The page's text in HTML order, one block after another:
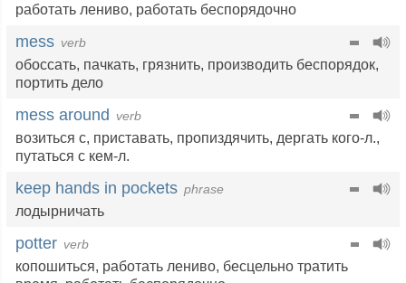
работать лениво, работать беспорядочно
mess verb
обоссать, пачкать, грязнить, производить беспорядок,
портить дело
mess around verb
возиться с, приставать, пропиздячить, дергать кого-л.,
путаться с кем-л.
keep hands in pockets phrase
лодырничать
potter verb
копошиться, работать лениво, бесцельно тратить